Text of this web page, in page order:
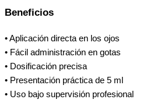
Beneficios
• Aplicación directa en los ojos
• Fácil administración en gotas
• Dosificación precisa
• Presentación práctica de 5 ml
• Uso bajo supervisión profesional